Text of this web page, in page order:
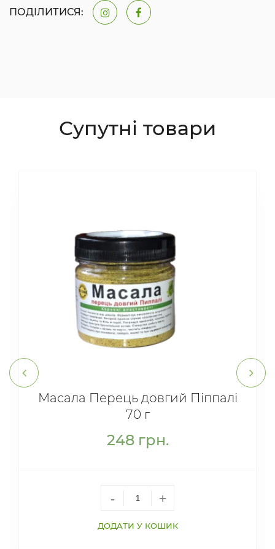
ПОДІЛИТИСЯ:
Супутні товари
Масала Перець довгий Піппалі
70 г
248грн.
- +
ДОДАТИ У КОШИК